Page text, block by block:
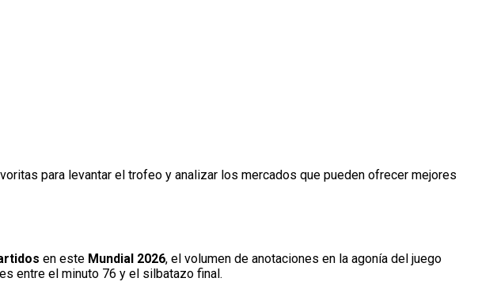
para levantar el trofeo y analizar los mercados que pueden ofrecer mejores
en este Mundial 2026, el volumen de anotaciones en la agonía del juego
entre el minuto 76 y el silbatazo final.